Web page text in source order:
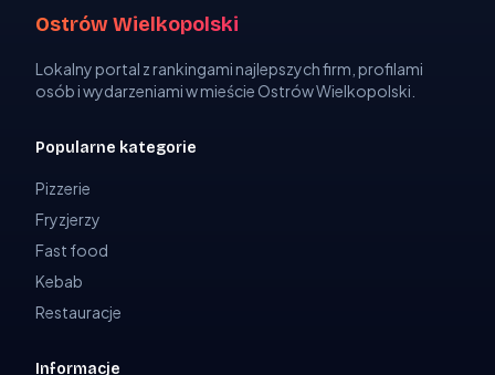
Ostrów Wielkopolski
Lokalny portal z rankingami najlepszych firm, profilami
osób i wydarzeniami w mieście Ostrów Wielkopolski.
Popularne kategorie
Pizzerie
Fryzjerzy
Fast food
Kebab
Restauracje
Informacje